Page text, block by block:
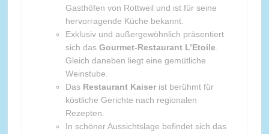
Gasthöfen von Rottweil und ist für seine
hervorragende Küche bekannt.
Exklusiv und außergewöhnlich präsentiert
sich das Gourmet-Restaurant L’Etoile
Gleich daneben liegt eine gemütliche
Weinstube.
Das Restaurant Kaiserist berühmt für
köstliche Gerichte nach regionalen
Rezepten.
In schöner Aussichtslage befindet sich das